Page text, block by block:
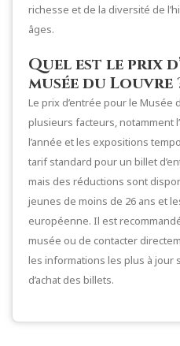
richesse et de la diversité de
âges.
Quel est le prix
musée du Louvre
Le prix d’entrée pour le
plusieurs facteurs, notamment
l’année et les expositions
tarif standard pour un billet
mais des réductions sont
jeunes de moins de 26 ans et
européenne. Il est
musée ou de contacter
les informations les plus à jour
d’achat des billets.